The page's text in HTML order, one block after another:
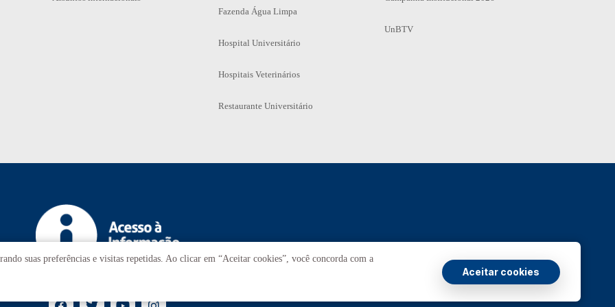
Fazenda Água Limpa
Hospital Universitário
Hospitais Veterinários
Restaurante Universitário
UnBTV
Transparência e Prestação de Contas
suas preferências e visitas repetidas. Ao clicar em “Aceitar cookies”, você concorda com a
Aceitar cookies